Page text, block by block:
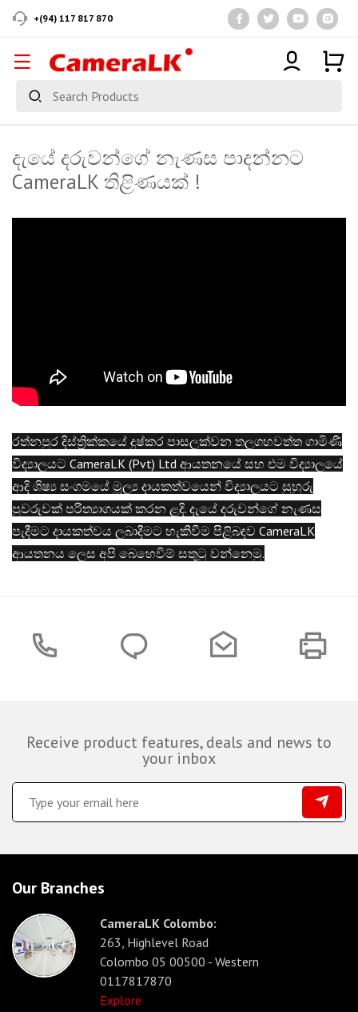
+(94) 117 817 870
දැයේ දරුවන්ගේ නැණස පාදන්නට
CameraLK තිළිණයක් !
රත්නපුර දිස්ත්‍රික්කයේ දුෂ්කර පාසලක්වන තලගහවත්ත ගාමිණී
විද්‍යාලයට CameraLK (Pvt) Ltd ආයතනයේ සහ එම විද්‍යාලයේ
ආදි ශිෂ්‍ය සංගමයේ මූල්‍ය දායකත්වයෙන් විද්‍යාලයට සුහුරු
පුවරුවක් පරිත්‍යාගයක් කරන ළදි. දැයේ දරුවන්ගේ නැණස
පැදීමට දායකත්වය ලබාදීමට හැකිවීම පිළිබඳව CameraLK
ආයතනය ලෙස අපි බෙහෙවිම් සතුටු වන්නෙමු.
Receive product features, deals and news to
your inbox
Our Branches
CameraLK Colombo:
263, Highlevel Road
Colombo 05 00500 - Western
0117817870
Explore